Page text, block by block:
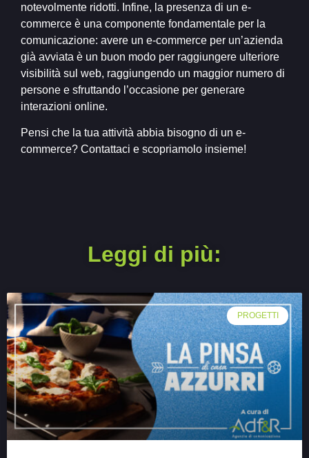
notevolmente ridotti. Infine, la presenza di un e-
commerce è una componente fondamentale per la
comunicazione: avere un e-commerce per un’azienda
già avviata è un buon modo per raggiungere ulteriore
visibilità sul web, raggiungendo un maggior numero di
persone e sfruttando l’occasione per generare
interazioni online.
Pensi che la tua attività abbia bisogno di un e-
commerce? Contattaci e scopriamolo insieme!
Leggi di più:
PROGETTI